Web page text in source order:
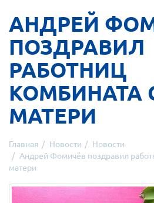
АНДРЕЙ
ПОЗДРАВИЛ
РАБОТНИЦ
КОМБИНАТА
МАТЕРИ
Главная Новости
Новости
Андрей Фомичёв поздравил
матери